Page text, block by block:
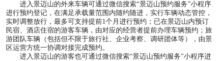
进入景迈山的外来车辆可通过微信搜索“景迈山预约服务”小程序
进行预约登记，在满足承载量范围内随约随进，实行车辆动态管控，
实时调整放行，最多可支持提前1个月进行预约；已在景迈山内预订
民宿、酒店住宿的游客车辆，由对应的经营者提前办理车辆预约；旅
游团队车辆（包括但不限于旅行社、企业考察、调研团体等），由景
区运营方统一协调对接完成预约。
进入景迈山的游客也可通过微信搜索“景迈山预约服务”小程序进